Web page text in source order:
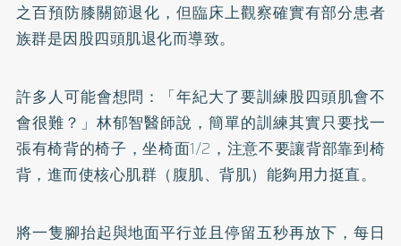
之百預防膝關節退化，但臨床上觀察確實有部分患者
族群是因股四頭肌退化而導致。
許多人可能會想問：「年紀大了要訓練股四頭肌會不
會很難？」林郁智醫師說，簡單的訓練其實只要找一
張有椅背的椅子，坐椅面1/2，注意不要讓背部靠到椅
背，進而使核心肌群（腹肌、背肌）能夠用力挺直。
將一隻腳抬起與地面平行並且停留五秒再放下，每日